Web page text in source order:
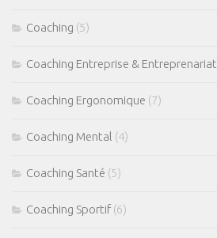
Coaching (5)
Coaching Entreprise & Entreprenariat
Coaching Ergonomique (7)
Coaching Mental (4)
Coaching Santé (5)
Coaching Sportif(6)